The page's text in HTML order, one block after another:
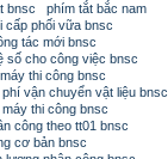
bnsc
phím tắt bắc nam
cấp phối vữa bnsc
tác mới bnsc
số cho công việc bnsc
thi công bnsc
vận chuyển vật liệu bnsc
thi công bnsc
công theo tt01 bnsc
cơ bản bnsc